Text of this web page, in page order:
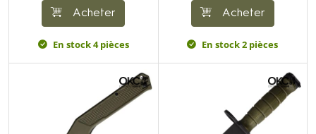
Acheter
En stock 4 pièces
Acheter
En stock 2 pièces